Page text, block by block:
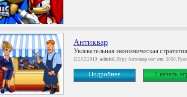
Антиквар
Увлекательная экономическая
[22.02.2010: admin], Игру Антиквар скачали: 5860,
Подробнее Скачать